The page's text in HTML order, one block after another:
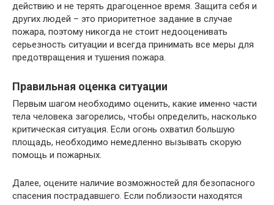
действию и не терять драгоценное время. Защита себя и
других людей – это приоритетное задание в случае
пожара, поэтому никогда не стоит недооценивать
серьезность ситуации и всегда принимать все меры для
предотвращения и тушения пожара.
Правильная оценка ситуации
Первым шагом необходимо оценить, какие именно части
тела человека загорелись, чтобы определить, насколько
критическая ситуация. Если огонь охватил большую
площадь, необходимо немедленно вызывать скорую
помощь и пожарных.
Далее, оцените наличие возможностей для безопасного
спасения пострадавшего. Если поблизости находятся